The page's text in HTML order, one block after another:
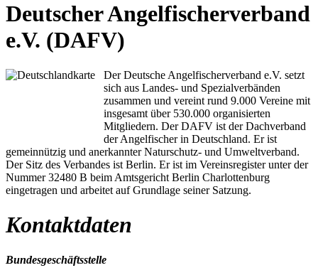
Deutscher Angelfischerverband
e.V. (DAFV)
Der Deutsche Angelfischerverband e.V. setzt
sich aus Landes- und Spezialverbänden
zusammen und vereint rund 9.000 Vereine mit
insgesamt über 530.000 organisierten
Mitgliedern. Der DAFV ist der Dachverband
der Angelfischer in Deutschland. Er ist
gemeinnützig und anerkannter Naturschutz- und Umweltverband.
Der Sitz des Verbandes ist Berlin. Er ist im Vereinsregister unter der
Nummer 32480 B beim Amtsgericht Berlin Charlottenburg
eingetragen und arbeitet auf Grundlage seiner Satzung.
Kontaktdaten
Bundesgeschäftsstelle